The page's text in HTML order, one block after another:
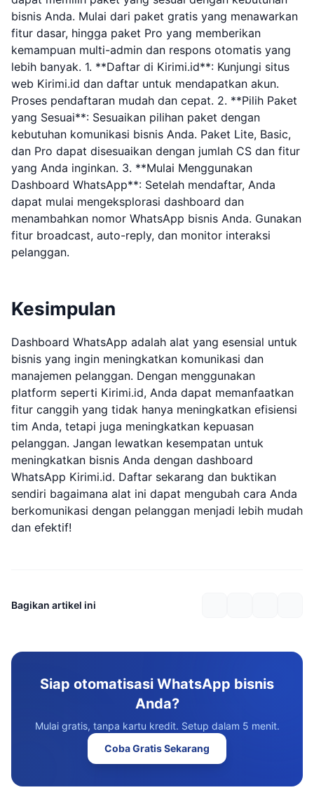
bisnis Anda. Mulai dari paket gratis yang menawarkan
fitur dasar, hingga paket Pro yang memberikan
kemampuan multi-admin dan respons otomatis yang
lebih banyak. 1. **Daftar di Kirimi.id**: Kunjungi situs
web Kirimi.id dan daftar untuk mendapatkan akun.
Proses pendaftaran mudah dan cepat. 2. **Pilih Paket
yang Sesuai**: Sesuaikan pilihan paket dengan
kebutuhan komunikasi bisnis Anda. Paket Lite, Basic,
dan Pro dapat disesuaikan dengan jumlah CS dan fitur
yang Anda inginkan. 3. **Mulai Menggunakan
Dashboard WhatsApp**: Setelah mendaftar, Anda
dapat mulai mengeksplorasi dashboard dan
menambahkan nomor WhatsApp bisnis Anda. Gunakan
fitur broadcast, auto-reply, dan monitor interaksi
pelanggan.
Kesimpulan
Dashboard WhatsApp adalah alat yang esensial untuk
bisnis yang ingin meningkatkan komunikasi dan
manajemen pelanggan. Dengan menggunakan
platform seperti Kirimi.id, Anda dapat memanfaatkan
fitur canggih yang tidak hanya meningkatkan efisiensi
tim Anda, tetapi juga meningkatkan kepuasan
pelanggan. Jangan lewatkan kesempatan untuk
meningkatkan bisnis Anda dengan dashboard
WhatsApp Kirimi.id. Daftar sekarang dan buktikan
sendiri bagaimana alat ini dapat mengubah cara Anda
berkomunikasi dengan pelanggan menjadi lebih mudah
dan efektif!
Bagikan artikel ini
Siap otomatisasi WhatsApp bisnis
Anda?
Mulai gratis, tanpa kartu kredit. Setup dalam 5 menit.
Coba Gratis Sekarang